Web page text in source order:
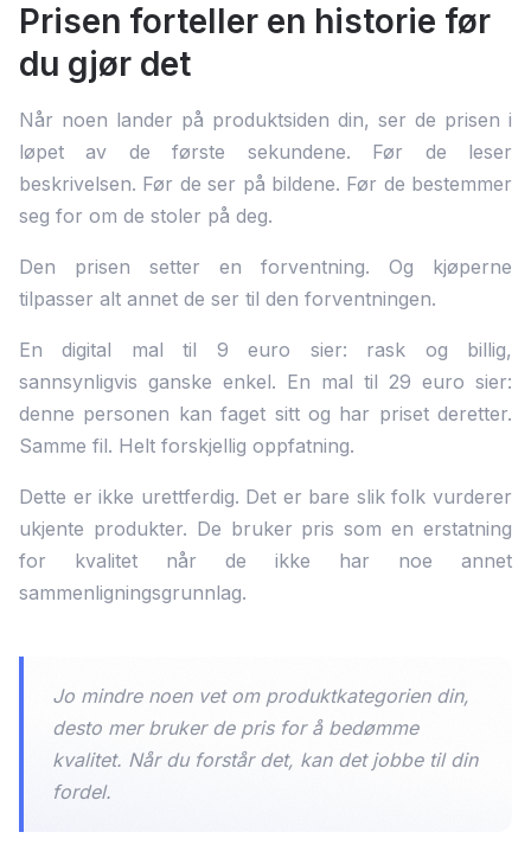
Prisen forteller en historie før
du gjør det
Når noen lander på produktsiden din, ser de prisen i
løpet av de første sekundene. Før de leser
beskrivelsen. Før de ser på bildene. Før de bestemmer
seg for om de stoler på deg.
Den prisen setter en forventning. Og kjøperne
tilpasser alt annet de ser til den forventningen.
En digital mal til 9 euro sier: rask og billig,
sannsynligvis ganske enkel. En mal til 29 euro sier:
denne personen kan faget sitt og har priset deretter.
Samme fil. Helt forskjellig oppfatning.
Dette er ikke urettferdig. Det er bare slik folk vurderer
ukjente produkter. De bruker pris som en erstatning
for kvalitet når de ikke har noe annet
sammenligningsgrunnlag.
Jo mindre noen vet om produktkategorien din,
desto mer bruker de pris for å bedømme
kvalitet. Når du forstår det, kan det jobbe til din
fordel.